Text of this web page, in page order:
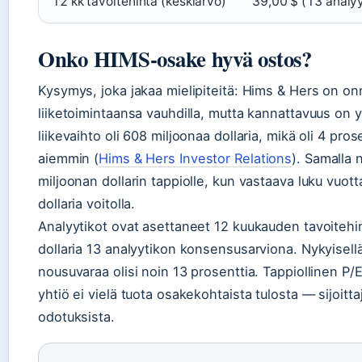
Onko HIMS-osake hyvä ostos?
Kysymys, joka jakaa mielipiteitä: Hims & Hers on
liiketoimintaansa vauhdilla, mutta kannattavuus on
liikevaihto oli 608 miljoonaa dollaria, mikä oli 4
aiemmin (Hims & Hers Investor Relations). Samalla
miljoonan dollarin tappiolle, kun vastaava luku
dollaria voitolla.
Analyytikot ovat asettaneet 12 kuukauden
dollaria 13 analyytikon konsensusarviona.
nousuvaraa olisi noin 13 prosenttia. Tappiollinen
yhtiö ei vielä tuota osakekohtaista tulosta —
odotuksista.